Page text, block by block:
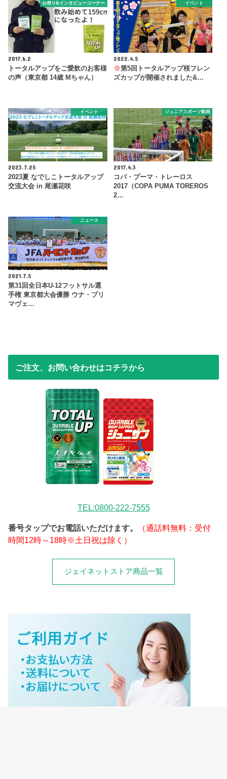
お便り&インタビューコーナー
2017.6.2
トータルアップをご愛飲のお客様
の声（東京都 14歳 Mちゃん）
イベント
2022.4.5
第5回トータルアップ桜フレン
ズカップが開催されました&…
イベント
2023.7.25
2023夏 なでしこトータルアップ
交流大会 in 尾瀬花咲
ジュニアスポーツ動画
2017.4.3
コパ・プーマ・トレーロス
2017（COPA PUMA TOREROS
2…
ニュース
2021.7.5
第31回全日本U-12フットサル選
手権 東京都大会優勝 ウナ・プリ
マヴェ…
ご注文、お問い合わせはコチラから
TEL:0800-222-7555
番号タップでお電話いただけます。
（通話料無料：受付
時間12時～18時※土日祝は除く）
ジェイネットストア商品一覧